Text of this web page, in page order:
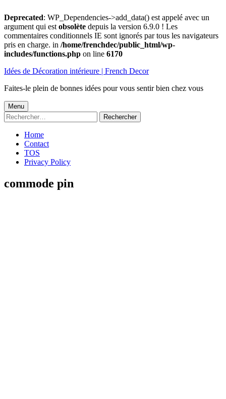
Deprecated: WP_Dependencies->add_data() est appelé avec un
argument qui est obsolète depuis la version 6.9.0 ! Les
commentaires conditionnels IE sont ignorés par tous les navigateurs
pris en charge. in /home/frenchdec/public_html/wp-
includes/functions.php on line 6170
au
Idées de Décoration intérieure | French Decor
Faites-le plein de bonnes idées pour vous sentir bien chez vous
Menu
principal
Menu
Rechercher :
Home
Contact
TOS
Privacy Policy
commode pin